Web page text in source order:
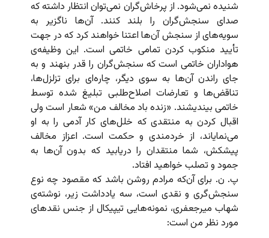
شنیده نمی‌شود. از پرخاش‌گران نمی‌توان انتظار داشته که
صدای سنجش‌گران را بلند کنند. آن‌ها ناگزیر به
سویه‌های از سنجش آن‌ها اعتنا خواهند کرد که در جهت
تأیید منکوب کردن تمامی خاتمی است. این وظیفه‌ی
هواداران خاتمی است که سنجش‌گران را قدر بنهند و به
جای راندن آن‌ها به سوی دیگر، چاره‌ای برای تزلزل‌ها،
تناقض‌ها و تعارضات اصلاح‌طلبی تبلیغ شده توسط
خاتمی بیندیشند. «زنده باد مخالف من» شعار است ولی
اقبال کردن به منتقدی که خلل‌های کار آدمی را به او
می‌نمایاند، از خردمندی و حکمت است. اعزاز مخالف
پیشکش، شما منتقدان را دریابید که بدون آن‌ها به
جمود و تصلب خواهید افتاد.
پ. ن. برای آن‌که مرادم روشن باشد که مقصود چه نوع
سنجش‌گری و نقدی است، سه یادداشت زیر، نوشته‌ی
شهاب میرجعفری، نمونه‌هایی تیپیکال از جنس نقدهای
مورد نظر من است: